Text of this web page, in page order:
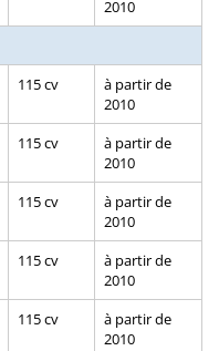
2010
115 cv
à partir de
2010
115 cv
à partir de
2010
115 cv
à partir de
2010
115 cv
à partir de
2010
115 cv
à partir de
2010